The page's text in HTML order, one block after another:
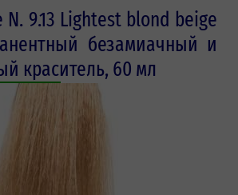
N. 9.13 Lightest blond beige
безамиачный и
краситель, 60 мл